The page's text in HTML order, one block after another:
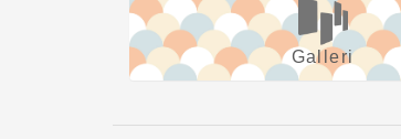
Galleri